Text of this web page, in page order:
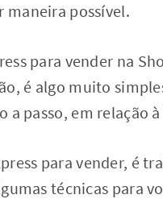
maneira possível.
para vender na
é algo muito
a passo, em relação
para vender, é
técnicas para